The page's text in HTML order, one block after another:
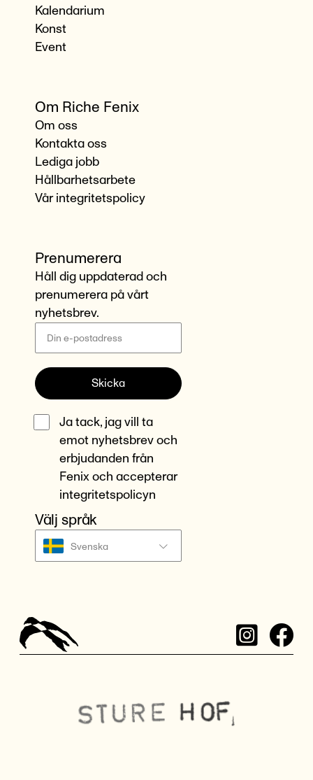
Kalendarium
Konst
Event
Om Riche Fenix
Om oss
Kontakta oss
Lediga jobb
Hållbarhetsarbete
Vår integritetspolicy
Prenumerera
Håll dig uppdaterad och
prenumerera på vårt
nyhetsbrev.
Skicka
Ja tack, jag vill ta
emot nyhetsbrev och
erbjudanden från
Fenix och accepterar
integritetspolicyn
Välj språk
Svenska